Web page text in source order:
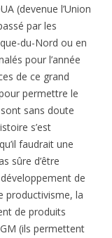
(devenue l’Union
par les
du-Nord ou en
pour l’année
de ce grand
permettre le
sans doute
s’est
faudrait une
sûre d’être
de
productivisme, la
de produits
(ils permettent